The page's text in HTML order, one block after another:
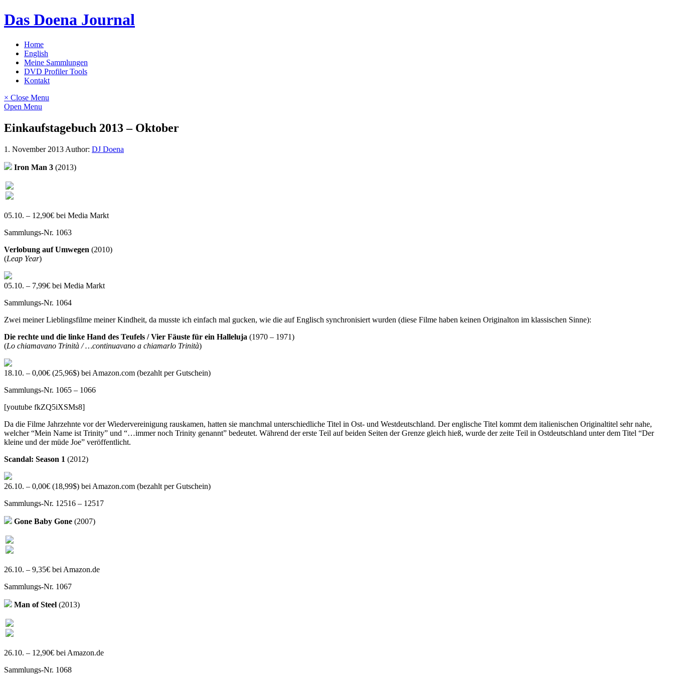
Skip
to
Das Doena Journal
Home
English
Meine Sammlungen
DVD Profiler Tools
Kontakt
× Close Menu
Open Menu
Einkaufstagebuch 2013 – Oktober
1. November 2013 Author: DJ Doena
Iron Man 3 (2013)
05.10. – 12,90€ bei Media Markt
Sammlungs-Nr. 1063
Verlobung auf Umwegen (2010)
(Leap Year)
05.10. – 7,99€ bei Media Markt
Sammlungs-Nr. 1064
Zwei meiner Lieblingsfilme meiner Kindheit, da musste ich einfach mal gucken, wie die auf Englisch synchronisiert wurden (diese Filme haben keinen Originalton im klassischen Sinne):
Die rechte und die linke Hand des Teufels / Vier Fäuste für ein Halleluja (1970 – 1971)
(Lo chiamavano Trinità / …continuavano a chiamarlo Trinità)
18.10. – 0,00€ (25,96$) bei Amazon.com (bezahlt per Gutschein)
Sammlungs-Nr. 1065 – 1066
[youtube fkZQ5iXSMs8]
Da die Filme Jahrzehnte vor der Wiedervereinigung rauskamen, hatten sie manchmal unterschiedliche Titel in Ost- und Westdeutschland. Der englische Titel kommt dem italienischen Originaltitel sehr nahe,
welcher “Mein Name ist Trinity” und “…immer noch Trinity genannt” bedeutet. Während der erste Teil auf beiden Seiten der Grenze gleich hieß, wurde der zeite Teil in Ostdeutschland unter dem Titel “Der
kleine und der müde Joe” veröffentlicht.
Scandal: Season 1 (2012)
26.10. – 0,00€ (18,99$) bei Amazon.com (bezahlt per Gutschein)
Sammlungs-Nr. 12516 – 12517
Gone Baby Gone (2007)
26.10. – 9,35€ bei Amazon.de
Sammlungs-Nr. 1067
Man of Steel (2013)
26.10. – 12,90€ bei Amazon.de
Sammlungs-Nr. 1068